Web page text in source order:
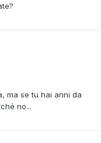
ma se tu hai anni da
no...